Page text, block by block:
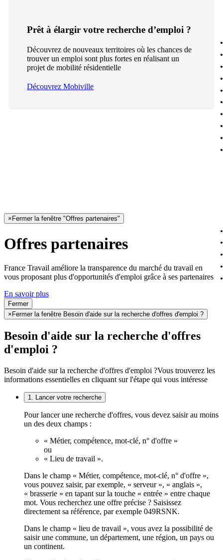
Prêt à élargir votre recherche d’emploi ?
Découvrez de nouveaux territoires où les chances de
trouver un emploi sont plus fortes en réalisant un
projet de mobilité résidentielle
Découvrez Mobiville
× Fermer la fenêtre "Offres partenaires"
Offres partenaires
France Travail améliore la transparence du marché du travail en
vous proposant plus d'opportunités d'emploi grâce à ses partenaires
En savoir plus
Fermer
× Fermer la fenêtre Besoin d'aide sur la recherche d'offres d'emploi ?
Besoin d'aide sur la recherche d'offres
d'emploi ?
Besoin d'aide sur la recherche d'offres d'emploi ?Vous trouverez les
informations essentielles en cliquant sur l'étape qui vous intéresse
1. Lancer votre recherche
Pour lancer une recherche d'offres, vous devez saisir au moins
un des deux champs :
« Métier, compétence, mot-clé, n° d'offre »
ou
« Lieu de travail ».
Dans le champ « Métier, compétence, mot-clé, n° d'offre »,
vous pouvez saisir, par exemple, « serveur », « anglais »,
« brasserie » en tapant sur la touche « entrée » entre chaque
mot. Vous recherchez une offre précise ? Saisissez
directement sa référence, par exemple 049RSNK.
Dans le champ « lieu de travail », vous avez la possibilité de
saisir une commune, un département, une région, un pays ou
un continent.